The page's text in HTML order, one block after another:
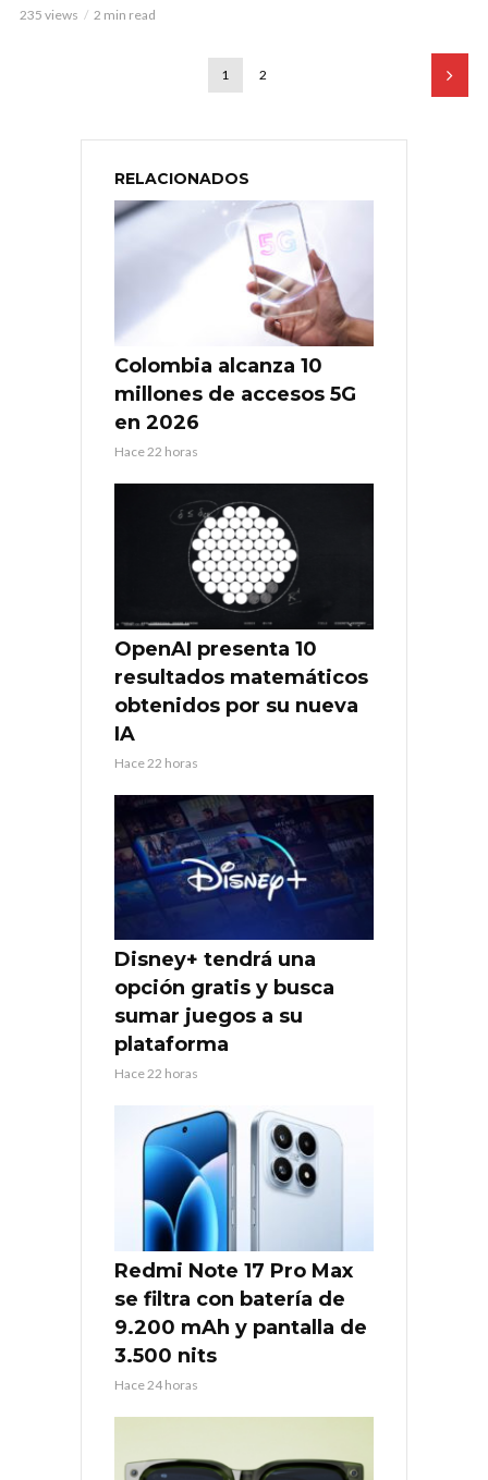
235 views 2 min read
1 2
RELACIONADOS
Colombia alcanza 10
millones de accesos 5G
en 2026
Hace 22 horas
OpenAI presenta 10
resultados matemáticos
obtenidos por su nueva
IA
Hace 22 horas
Disney+ tendrá una
opción gratis y busca
sumar juegos a su
plataforma
Hace 22 horas
Redmi Note 17 Pro Max
se filtra con batería de
9.200 mAh y pantalla de
3.500 nits
Hace 24 horas